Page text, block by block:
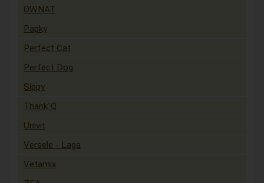
OWNAT
Papky
Perfect Cat
Perfect Dog
Sippy
Thank´Q
Univit
Versele - Laga
Vetamix